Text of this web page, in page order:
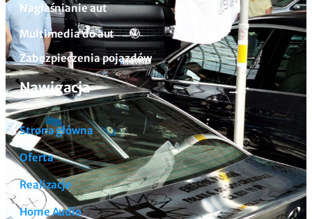
Nagłaśnianie aut
Multimedia do aut
Zabezpieczenia pojazdów
Nawigacja
Strona główna
Oferta
Realizacje
Home Audio